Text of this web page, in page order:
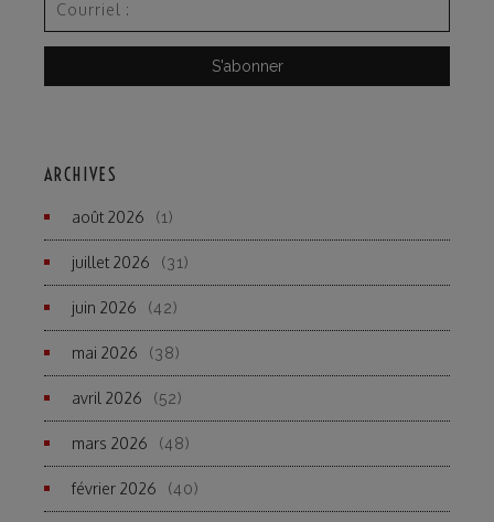
ARCHIVES
août 2026 (1)
juillet 2026 (31)
juin 2026 (42)
mai 2026 (38)
avril 2026 (52)
mars 2026 (48)
février 2026 (40)